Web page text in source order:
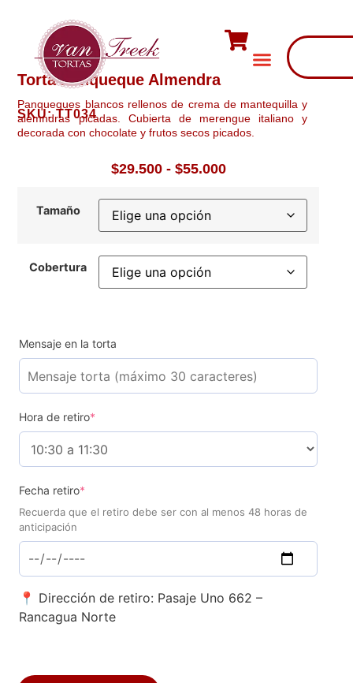
SKU: TT034
Torta Panqueque Almendra
Panqueques blancos rellenos de crema de mantequilla y
alemndras picadas. Cubierta de merengue italiano y
decorada con chocolate y frutos secos picados.
$29.500 - $55.000
Tamaño
Cobertura
Mensaje en la torta
Hora de retiro*
Fecha retiro*
Recuerda que el retiro debe ser con al menos 48 horas de
anticipación
📍 Dirección de retiro: Pasaje Uno 662 –
Rancagua Norte